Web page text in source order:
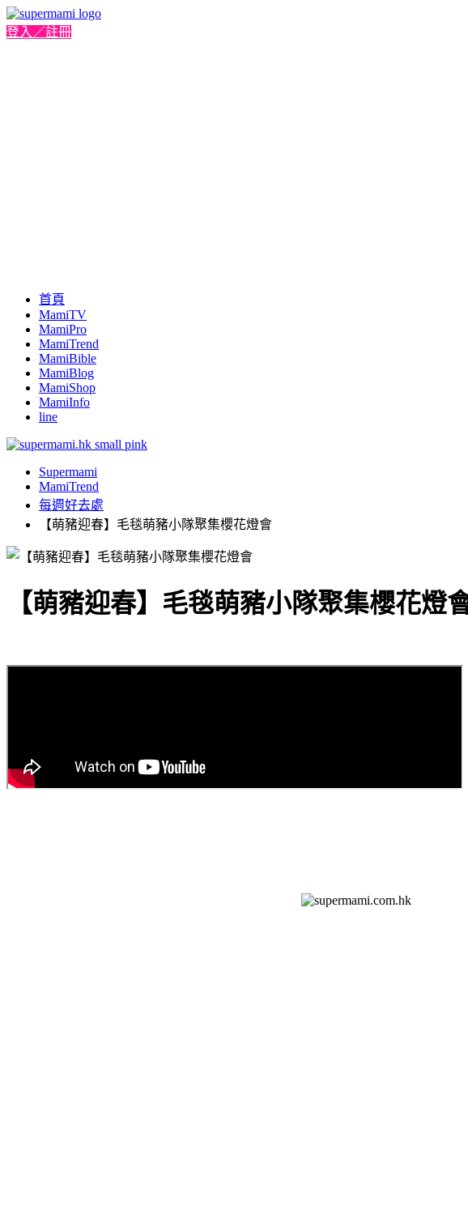
登入／註冊
首頁
MamiTV
MamiPro
MamiTrend
MamiBible
MamiBlog
MamiShop
MamiInfo
line
Supermami
MamiTrend
每週好去處
【萌豬迎春】毛毯萌豬小隊聚集櫻花燈會
【萌豬迎春】毛毯萌豬小隊聚集櫻花燈